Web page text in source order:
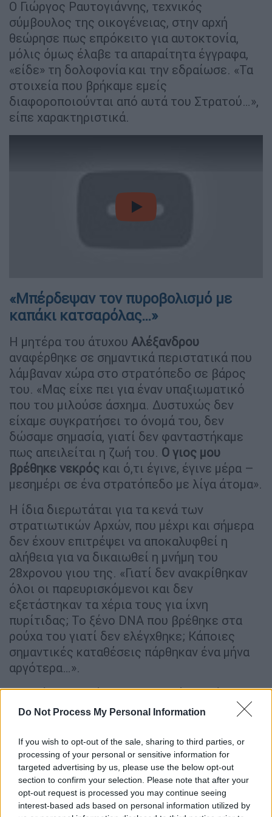
Do Not Process My Personal Information
If you wish to opt-out of the sale, sharing to third parties, or
processing of your personal or sensitive information for
targeted advertising by us, please use the below opt-out
section to confirm your selection. Please note that after your
opt-out request is processed you may continue seeing
interest-based ads based on personal information utilized by
Ο Γιώργος Ραυτογιάννης, τεχνικός
σύμβουλος της οικογένειας, στην αρχή
θεώρησε πως επρόκειτο για αυτοκτονία,
μόλις όμως έλαβε τα απαραίτητα έγγραφα,
«είδε» τη δολοφονία και την εδραίωσε. «Τα
στοιχεία που βρήκαμε εμείς
διαφοροποιούνται από αυτά του Στρατού…»,
είπε χαρακτηριστικά.
video
«Μπέρδεψαν τον πυροβολισμό με
καπάκι κατσαρόλας…»
Η μητέρα του άτυχου Αλέξανδρου
αναφέρθηκε σε σημαντικά περιστατικά που
λάμβαναν χώρα στο στρατόπεδο σε βάρος
του. «Μας είχε πει για έναν υπαξιωματικό
που του μιλούσε άσχημα. Δυστυχώς δεν
είχαμε συγκρατήσει το όνομά του, δεν
δώσαμε σημασία, γιατί δεν φανταστήκαμε
πως απειλείται η ζωή του. Ο γιος μου
βρέθηκε νεκρός και ό,τι έγινε, έγινε μέρα –
μεσημέρι σε ένα στρατόπεδο με λίγα άτομα».
Η ίδια διερωτάται για τα κενά των
στρατιωτικών Αρχών, που μέχρι και σήμερα
δεν έχουν επιτρέψει να αποκαλυφθεί η
αλήθεια για να δικαιωθεί η μνήμη του
28χρονου γιου της. «Γιατί δεν ανακρίθηκαν
όλοι οι παρευρισκόμενοι και δεν
εξετάστηκαν τα χέρια τους για ίχνη
πυρίτιδας; Το ξένο DNA που βρέθηκε στα
ρούχα του γιατί δεν ελέγχθηκε; Κάποιες
σημαντικές καταθέσεις πάρθηκαν ένα μήνα
αργότερα…».
Ο πατέρας του άτυχου στρατιώτη ανέφερε
χαρακτηριστικά: «Οι μάρτυρες έπεφταν σε
φαντάροι που ήταν στα κοντινά μαγειρεία
εκείνη την ώρα, είπαν πως δεν άκουσαν
τίποτα και θεώρησαν πως ο πυροβολισμός
ήταν το… καπάκι της κατσαρόλας!».